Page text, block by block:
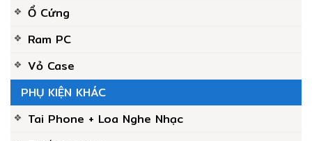
Ổ Cứng
Ram PC
Vỏ Case
PHỤ KIỆN KHÁC
Tai Phone + Loa Nghe Nhạc